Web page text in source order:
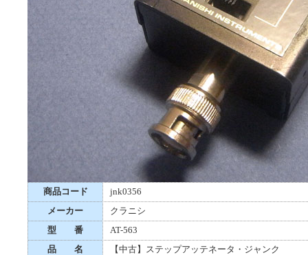
商品コード
jnk0356
メーカー
クラニシ
型 番
AT-563
品 名
【中古】ステップアッテネータ・ジャンク